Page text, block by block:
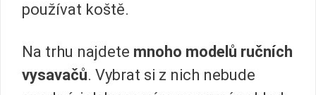
používat koště.
Na trhu najdete mnoho modelů ručních
vysavačů. Vybrat si z nich nebude